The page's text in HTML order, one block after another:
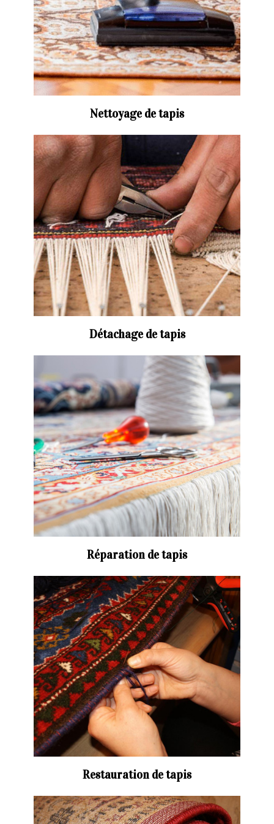
Nettoyage de tapis
Détachage de tapis
Réparation de tapis
Restauration de tapis